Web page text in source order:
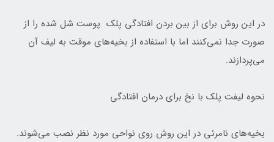
در این روش برای از بین بردن افتادگی پلک پوست شل شده را از
صورت جدا نمی‌کنند اما با استفاده از بخیه‌های موقت به لیف آن
می‌پردازند.
نحوه لیفت پلک با نخ برای درمان افتادگی
بخیه‌های نامرئی در این روش روی نواحی مورد نظر نصب می‌شوند.